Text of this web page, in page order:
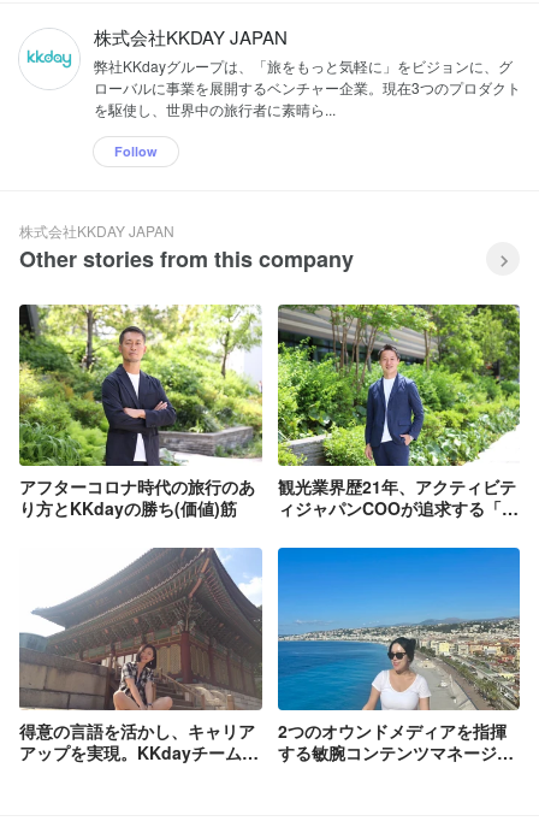
株式会社KKDAY JAPAN
弊社KKdayグループは、「旅をもっと気軽に」をビジョンに、グ
ローバルに事業を展開するベンチャー企業。現在3つのプロダクト
を駆使し、世界中の旅⾏者に素晴ら...
Follow
株式会社KKDAY JAPAN
Other stories from this company
アフターコロナ時代の旅行のあ
り方とKKdayの勝ち(価値)筋
観光業界歴21年、アクティビテ
ィジャパンCOOが追求する「幸
得意の言語を活かし、キャリア
アップを実現。KKdayチームリ
2つのオウンドメディアを指揮
する敏腕コンテンツマネージャ